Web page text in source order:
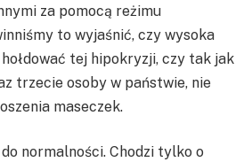
za pomocą reżimu
to wyjaśnić, czy wysoka
tej hipokryzji, czy tak jak
trzecie osoby w państwie, nie
maseczek.
normalności. Chodzi tylko o